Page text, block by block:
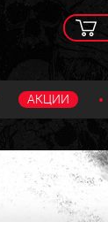
АКЦИИ